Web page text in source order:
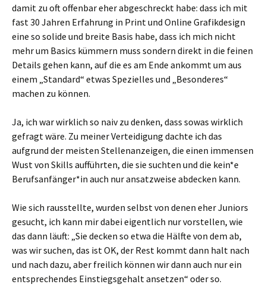
damit zu oft offenbar eher abgeschreckt habe: dass ich mit
fast 30 Jahren Erfahrung in Print und Online Grafikdesign
eine so solide und breite Basis habe, dass ich mich nicht
mehr um Basics kümmern muss sondern direkt in die feinen
Details gehen kann, auf die es am Ende ankommt um aus
einem „Standard“ etwas Spezielles und „Besonderes“
machen zu können.
Ja, ich war wirklich so naiv zu denken, dass sowas wirklich
gefragt wäre. Zu meiner Verteidigung dachte ich das
aufgrund der meisten Stellenanzeigen, die einen immensen
Wust von Skills aufführten, die sie suchten und die kein*e
Berufsanfänger*in auch nur ansatzweise abdecken kann.
Wie sich rausstellte, wurden selbst von denen eher Juniors
gesucht, ich kann mir dabei eigentlich nur vorstellen, wie
das dann läuft: „Sie decken so etwa die Hälfte von dem ab,
was wir suchen, das ist OK, der Rest kommt dann halt nach
und nach dazu, aber freilich können wir dann auch nur ein
entsprechendes Einstiegsgehalt ansetzen“ oder so.